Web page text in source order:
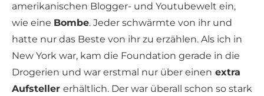
amerikanischen Blogger- und Youtubewelt ein,
wie eine Bombe. Jeder schwärmte von ihr und
hatte nur das Beste von ihr zu erzählen. Als ich in
New York war, kam die Foundation gerade in die
Drogerien und war erstmal nur über einen extra
Aufsteller erhältlich. Der war überall schon so stark